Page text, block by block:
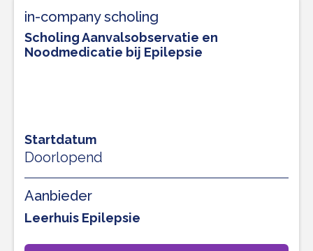
in-company scholing
Scholing Aanvalsobservatie en
Noodmedicatie bij Epilepsie
Startdatum
Doorlopend
Aanbieder
Leerhuis Epilepsie